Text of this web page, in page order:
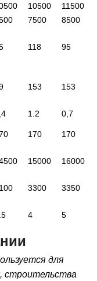
10500 11500
7500 8500
118 95
153 153
1.2 0,7
170 170
15000 16000
3300 3350
4 5
для
строительства